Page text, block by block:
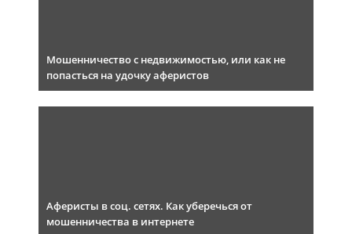
Мошенничество с недвижимостью, или как не
попасться на удочку аферистов
Аферисты в соц. сетях. Как уберечься от
мошенничества в интернете